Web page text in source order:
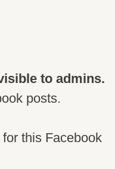
to admins.
posts.
this Facebook